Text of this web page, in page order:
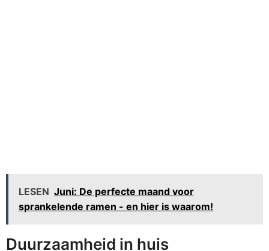
LESEN Juni: De perfecte maand voor
sprankelende ramen - en hier is waarom!
Duurzaamheid in huis